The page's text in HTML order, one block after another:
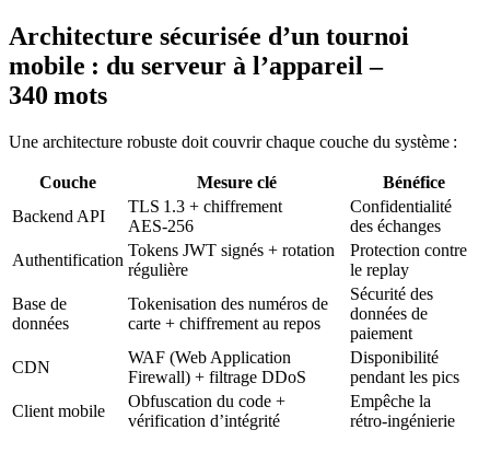
Architecture sécurisée d’un tournoi
mobile : du serveur à l’appareil –
340 mots
Une architecture robuste doit couvrir chaque couche du système :
Couche Mesure clé
Bénéfice
Backend API
TLS 1.3 + chiffrement
AES‑256
Confidentialité
des échanges
Authentification
Tokens JWT signés + rotation
régulière
Protection contre
le replay
Base de
données
Tokenisation des numéros de
carte + chiffrement au repos
Sécurité des
données de
paiement
CDN
WAF (Web Application
Firewall) + filtrage DDoS
Disponibilité
pendant les pics
Client mobile
Obfuscation du code +
vérification d’intégrité
Empêche la
rétro‑ingénierie